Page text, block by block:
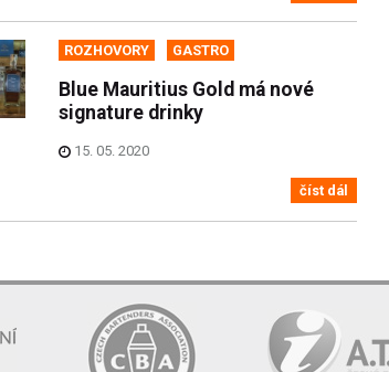
ROZHOVORY GASTRO
Blue Mauritius Gold má nové
signature drinky
15. 05. 2020
číst dál